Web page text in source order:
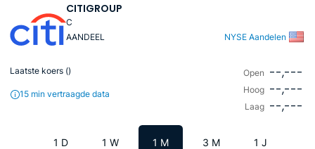
CITIGROUP
C
AANDEEL
NYSE Aandelen
Laatste koers ()
15 min vertraagde data
Open --,---
Hoog --,---
Laag --,---
1 D 1 W 1 M 3 M 1 J